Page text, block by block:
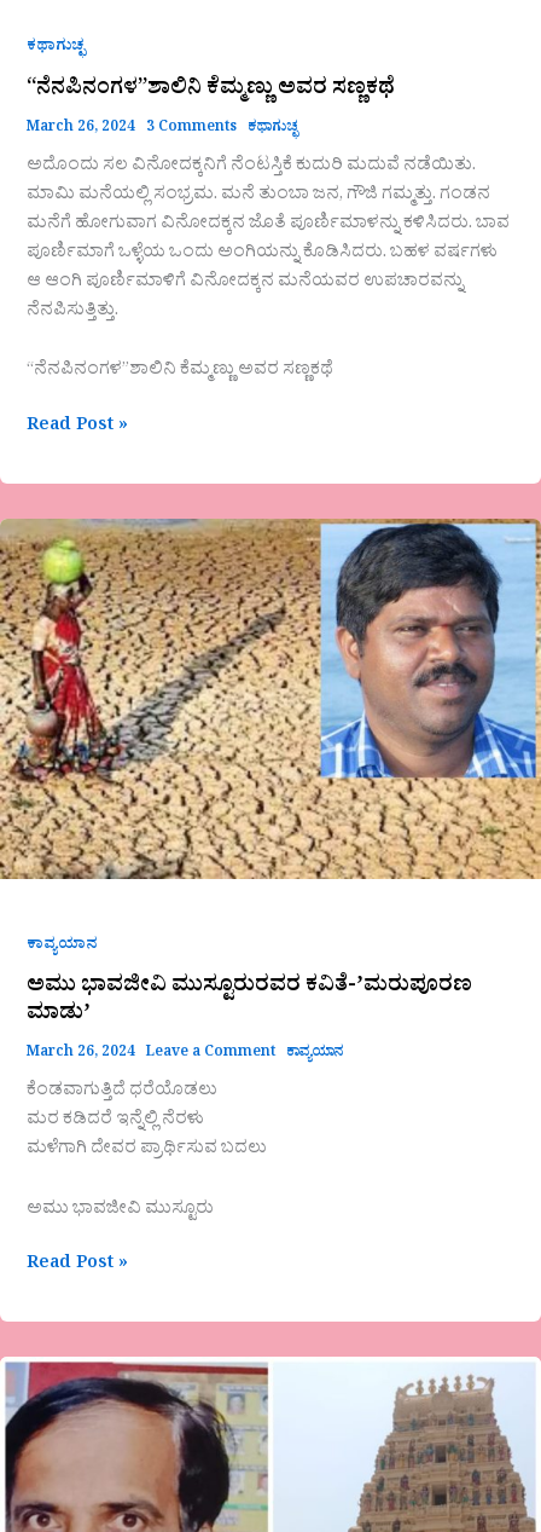
ಕಥಾಗುಚ್ಛ
“ನೆನಪಿನಂಗಳ”ಶಾಲಿನಿ ಕೆಮ್ಮಣ್ಣು ಅವರ ಸಣ್ಣಕಥೆ
March 26, 2024 3 Comments ಕಥಾಗುಚ್ಛ
ಅದೊಂದು ಸಲ ವಿನೋದಕ್ಕನಿಗೆ ನೆಂಟಸ್ತಿಕೆ ಕುದುರಿ ಮದುವೆ ನಡೆಯಿತು.
ಮಾಮಿ ಮನೆಯಲ್ಲಿ ಸಂಭ್ರಮ. ಮನೆ ತುಂಬಾ ಜನ, ಗೌಜಿ ಗಮ್ಮತ್ತು. ಗಂಡನ
ಮನೆಗೆ ಹೋಗುವಾಗ ವಿನೋದಕ್ಕನ ಜೊತೆ ಪೂರ್ಣಿಮಾಳನ್ನು ಕಳಿಸಿದರು. ಬಾವ
ಪೂರ್ಣಿಮಾಗೆ ಒಳ್ಳೆಯ ಒಂದು ಅಂಗಿಯನ್ನು ಕೊಡಿಸಿದರು. ಬಹಳ ವರ್ಷಗಳು
ಆ ಆಂಗಿ ಪೂರ್ಣಿಮಾಳಿಗೆ ವಿನೋದಕ್ಕನ ಮನೆಯವರ ಉಪಚಾರವನ್ನು
ನೆನಪಿಸುತ್ತಿತ್ತು.
“ನೆನಪಿನಂಗಳ”ಶಾಲಿನಿ ಕೆಮ್ಮಣ್ಣು ಅವರ ಸಣ್ಣಕಥೆ
Read Post »
ಕಾವ್ಯಯಾನ
ಅಮು ಭಾವಜೀವಿ ಮುಸ್ಟೂರುರವರ ಕವಿತೆ-ʼಮರುಪೂರಣ
ಮಾಡುʼ
March 26, 2024 Leave a Comment ಕಾವ್ಯಯಾನ
ಕೆಂಡವಾಗುತ್ತಿದೆ ಧರೆಯೊಡಲು
ಮರ ಕಡಿದರೆ ಇನ್ನೆಲ್ಲಿ ನೆರಳು
ಮಳೆಗಾಗಿ ದೇವರ ಪ್ರಾರ್ಥಿಸುವ ಬದಲು
ಅಮು ಭಾವಜೀವಿ ಮುಸ್ಟೂರು
ಅಮು
ಭಾವಜೀವಿ
ಮುಸ್ಟೂರುರವರ
ಕವಿತೆ-
ʼಮರುಪೂರಣ
ಮಾಡುʼ
Read Post »
ಒಂದು
ಸುಂದರ
ದೇವಾಲಯ
ದರ್ಶನ
ಮೂಗೂರು
ತ್ರಿಪುರ